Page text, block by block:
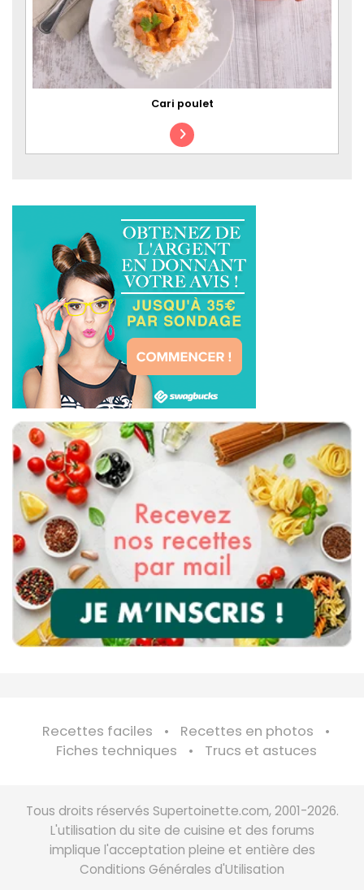
Cari poulet
Recettes faciles
Recettes en photos
Fiches techniques
Trucs et astuces
Tous droits réservés Supertoinette.com, 2001-2026.
L'utilisation du site de cuisine et des forums
implique l'acceptation pleine et entière des
Conditions Générales d'Utilisation